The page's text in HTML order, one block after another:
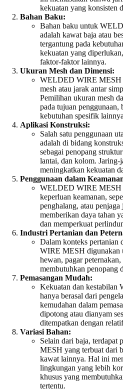
kekuatan yang konsisten
Bahan Baku:
Bahan baku untuk
adalah kawat baja atau
tergantung pada
kekuatan yang
faktor-faktor lainnya.
Ukuran Mesh dan Dimensi:
WELDED WIRE MESH
mesh atau jarak antar
Pemilihan ukuran mesh
pada tujuan penggunaan,
kebutuhan spesifik
Aplikasi Konstruksi:
Salah satu penggunaan
adalah di bidang
sebagai penopang
lantai, dan kolom. Jaring-
meningkatkan kekuatan
Penggunaan dalam
WELDED WIRE MESH
keperluan keamanan,
penghalang, atau
memberikan daya tahan
dan memperkuat
Industri Pertanian dan
Dalam konteks pertanian
WIRE MESH digunakan
hewan, pagar
membutuhkan penopang
Pemasangan Mudah:
Kekuatan dan
hanya berasal dari
kemudahan dalam
dipotong atau dianyam
ditempatkan dengan
Variasi Bahan:
Selain dari baja,
MESH yang terbuat dari
kawat lainnya. Hal ini
lingkungan yang lebih
khusus yang
tertentu.